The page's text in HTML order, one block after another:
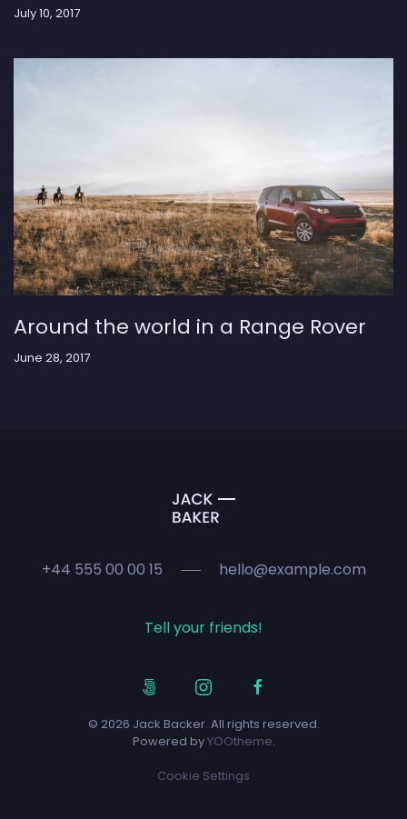
July 10, 2017
Around the world in a Range Rover
June 28, 2017
+44 555 00 00 15 hello@example.com
Tell your friends!
© 2026 Jack Backer. All rights reserved.
Powered byYOOtheme.
Cookie Settings